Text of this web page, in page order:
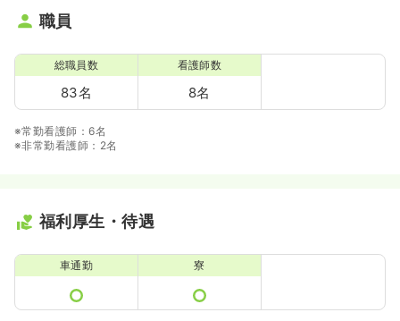
職員
総職員数
83名
看護師数
8名
※常勤看護師：6名
※非常勤看護師：2名
福利厚生・待遇
車通勤 寮